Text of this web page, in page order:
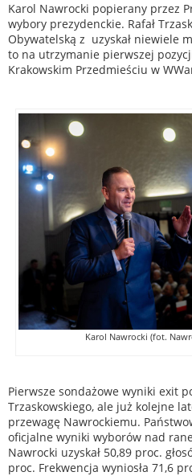
Karol Nawrocki popierany przez
wybory prezydenckie. Rafał
Obywatelską z uzyskał niewiele
to na utrzymanie pierwszej
Krakowskim Przedmieściu w
Karol Nawrocki (fot.
Pierwsze sondażowe wyniki exit
Trzaskowskiego, ale już kolejne
przewagę Nawrockiemu.
oficjalne wyniki wyborów nad
Nawrocki uzyskał 50,89 proc.
proc. Frekwencja wyniosła 71,6